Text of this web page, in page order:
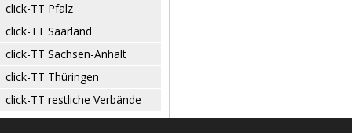
click-TT Pfalz
click-TT Saarland
click-TT Sachsen-Anhalt
click-TT Thüringen
click-TT restliche Verbände